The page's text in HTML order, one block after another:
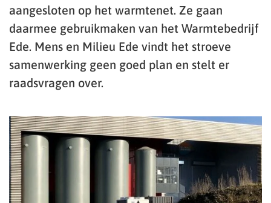
aangesloten op het warmtenet. Ze gaan
daarmee gebruikmaken van het Warmtebedrijf
Ede. Mens en Milieu Ede vindt het stroeve
samenwerking geen goed plan en stelt er
raadsvragen over.